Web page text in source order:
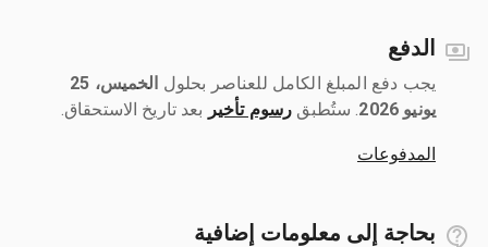
الدفع
يجب دفع المبلغ الكامل للعناصر بحلول ‎
الخميس، 25
يونيو 2026
رسوم تأخير بعد تاريخ الاستحقاق.
المدفوعات
بحاجة إلى معلومات إضافية